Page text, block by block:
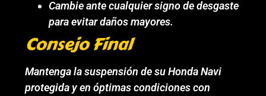
Cambie ante cualquier signo de desgaste
para evitar daños mayores.
Consejo Final
Mantenga la suspensión de su Honda Navi
protegida y en óptimas condiciones con